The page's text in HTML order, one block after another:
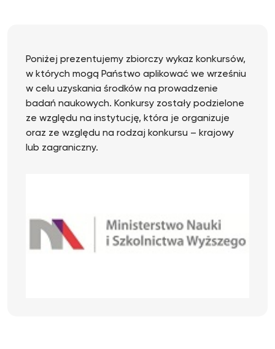
Poniżej prezentujemy zbiorczy wykaz konkursów,
w których mogą Państwo aplikować we wrześniu
w celu uzyskania środków na prowadzenie
badań naukowych. Konkursy zostały podzielone
ze względu na instytucję, która je organizuje
oraz ze względu na rodzaj konkursu – krajowy
lub zagraniczny.